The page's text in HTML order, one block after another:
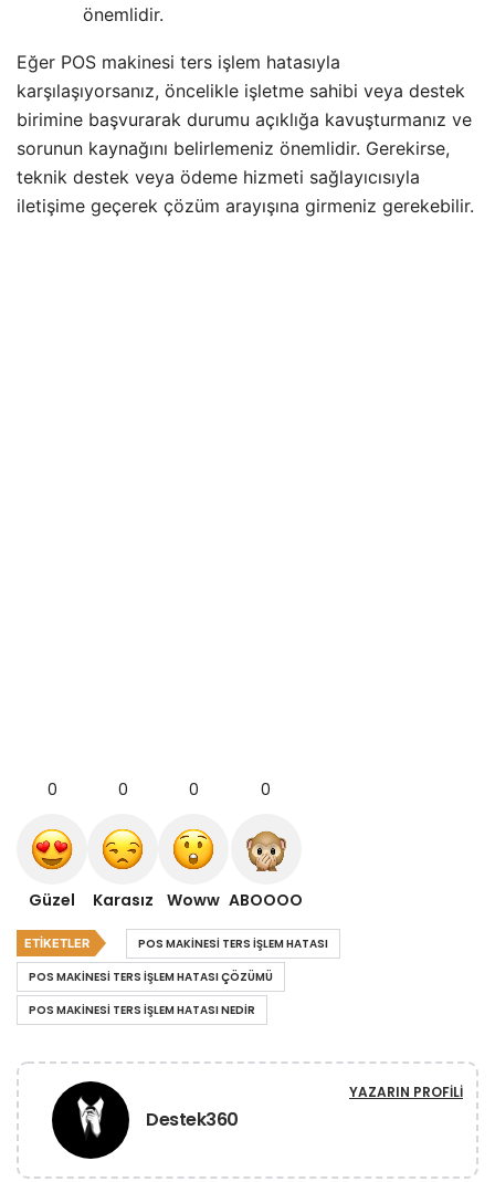
önemlidir.
Eğer POS makinesi ters işlem hatasıyla
karşılaşıyorsanız, öncelikle işletme sahibi veya destek
birimine başvurarak durumu açıklığa kavuşturmanız ve
sorunun kaynağını belirlemeniz önemlidir. Gerekirse,
teknik destek veya ödeme hizmeti sağlayıcısıyla
iletişime geçerek çözüm arayışına girmeniz gerekebilir.
0
Güzel
0
Karasız
0
Woww
0
ABOOOO
ETIKETLER
POS MAKINESI TERS IŞLEM HATASI
POS MAKINESI TERS IŞLEM HATASI ÇÖZÜMÜ
POS MAKINESI TERS IŞLEM HATASI NEDIR
Destek360
YAZARIN PROFILI